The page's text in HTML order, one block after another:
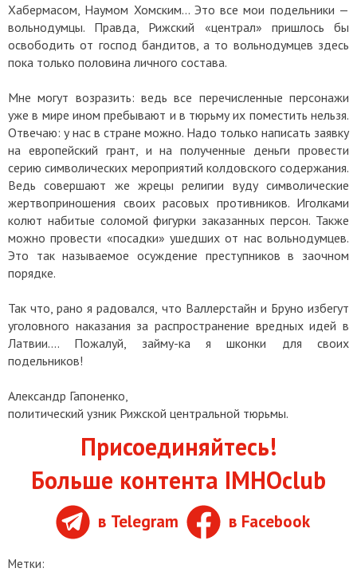
Хабермасом, Наумом Хомским… Это все мои подельники —
вольнодумцы. Правда, Рижский «централ» пришлось бы
освободить от господ бандитов, а то вольнодумцев здесь
пока только половина личного состава.
Мне могут возразить: ведь все перечисленные персонажи
уже в мире ином пребывают и в тюрьму их поместить нельзя.
Отвечаю: у нас в стране можно. Надо только написать заявку
на европейский грант, и на полученные деньги провести
серию символических мероприятий колдовского содержания.
Ведь совершают же жрецы религии вуду символические
жертвоприношения своих расовых противников. Иголками
колют набитые соломой фигурки заказанных персон. Также
можно провести «посадки» ушедших от нас вольнодумцев.
Это так называемое осуждение преступников в заочном
порядке.
Так что, рано я радовался, что Валлерстайн и Бруно избегут
уголовного наказания за распространение вредных идей в
Латвии…. Пожалуй, займу-ка я шконки для своих
подельников!
Александр Гапоненко,
политический узник Рижской центральной тюрьмы.
Присоединяйтесь!
Больше контента IMHOclub
в Telegram в Facebook
Метки: